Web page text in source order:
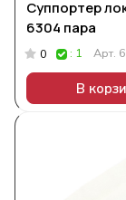
Суппортер
6304 пара
0 : 1 Арт.
В